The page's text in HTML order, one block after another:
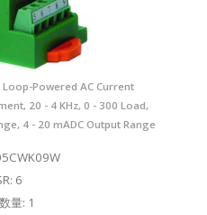
Loop-Powered AC Current
20 - 4 KHz, 0 - 300 Load,
4 - 20 mADC Output Range
6
量: 1